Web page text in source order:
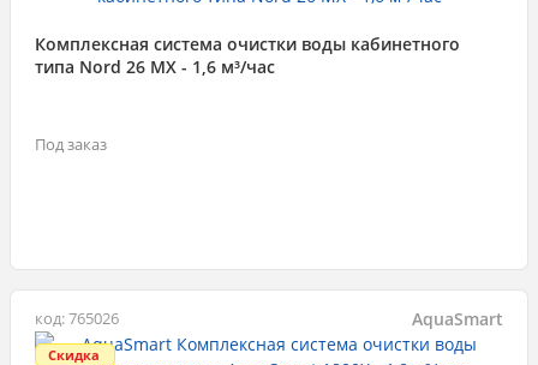
Комплексная система очистки воды кабинетного
типа Nord 26 MX - 1,6 м³/час
Под заказ
код: 765026 AquaSmart
Скидка